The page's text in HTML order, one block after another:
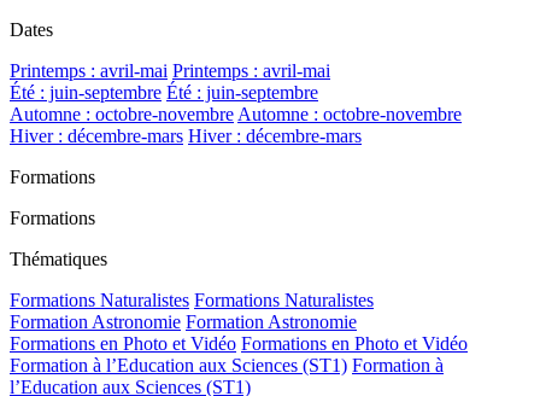
Dates
Printemps : avril-mai Printemps : avril-mai
Été : juin-septembre Été : juin-septembre
Automne : octobre-novembre Automne : octobre-novembre
Hiver : décembre-mars Hiver : décembre-mars
Formations
Formations
Thématiques
Formations Naturalistes Formations Naturalistes
Formation Astronomie Formation Astronomie
Formations en Photo et Vidéo Formations en Photo et Vidéo
Formation à l’Education aux Sciences (ST1) Formation à
l’Education aux Sciences (ST1)